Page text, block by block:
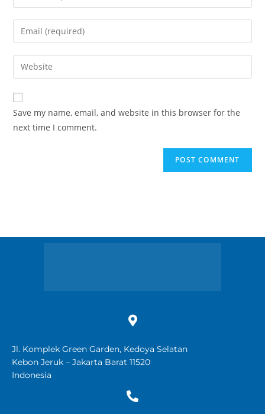
Save my name, email, and website in this browser for the
next time I comment.
Jl. Komplek Green Garden, Kedoya Selatan
Kebon Jeruk – Jakarta Barat 11520
Indonesia